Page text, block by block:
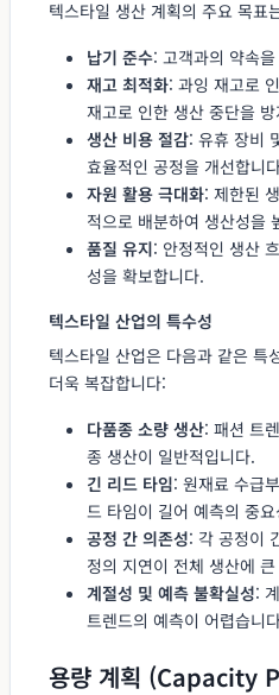
텍스타일 생산 계획의 주요 목표
납기 준수: 고객과의 약속
재고 최적화: 과잉 재고로
재고로 인한 생산 중단을
생산 비용 절감: 유휴 장비
효율적인 공정을 개선합니
자원 활용 극대화: 제한된
적으로 배분하여 생산성을
품질 유지: 안정적인 생산
성을 확보합니다.
텍스타일 산업의 특수성
텍스타일 산업은 다음과 같은 특
더욱 복잡합니다:
다품종 소량 생산: 패션 트
종 생산이 일반적입니다.
긴 리드 타임: 원재료 수급
드 타임이 길어 예측의 중
공정 간 의존성: 각 공정이
정의 지연이 전체 생산에
계절성 및 예측 불확실성:
트렌드의 예측이 어렵습니
용량 계획 (Capacity